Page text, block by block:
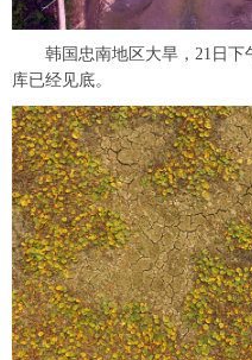
韩国忠南地区大旱，21日下
库已经见底。